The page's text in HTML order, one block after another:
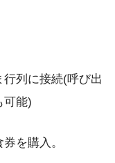
列に接続(呼び出
可能)
を購入。